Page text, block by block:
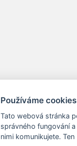
Používáme
Tato webová stránka
správného fungování
nimi komunikujete.